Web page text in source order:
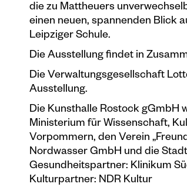
die zu Mattheuers
einen neuen, spannenden Blick
Leipziger Schule.
Die Ausstellung findet in
Die Verwaltungsgesellschaft
Ausstellung.
Die Kunsthalle Rostock gGmbH
Ministerium für Wissenschaft,
Vorpommern, den Verein
Nordwasser GmbH und die
Gesundheitspartner: Klinikum
Kulturpartner: NDR Kultur